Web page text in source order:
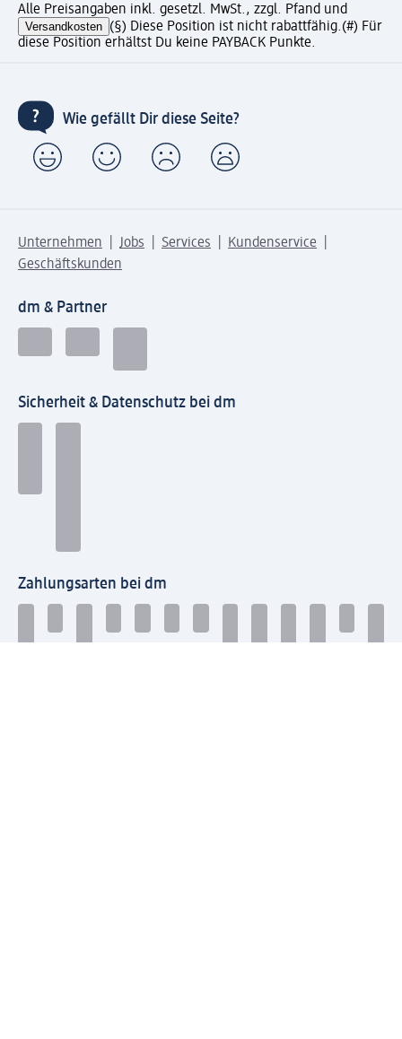
Alle Preisangaben inkl. gesetzl. MwSt., zzgl. Pfand und
Versandkosten (§) Diese Position ist nicht rabattfähig.(#) Für
diese Position erhältst Du keine PAYBACK Punkte.
Wie gefällt Dir diese Seite?
Unternehmen Jobs Services
Kundenservice
Geschäftskunden
dm & Partner
Sicherheit & Datenschutz bei dm
Zahlungsarten bei dm